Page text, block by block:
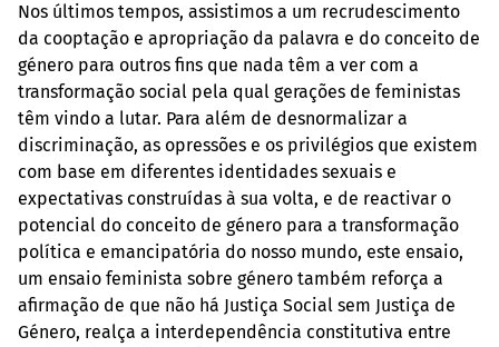
Nos últimos tempos, assistimos a um recrudescimento
da cooptação e apropriação da palavra e do conceito de
género para outros fins que nada têm a ver com a
transformação social pela qual gerações de feministas
têm vindo a lutar. Para além de desnormalizar a
discriminação, as opressões e os privilégios que existem
com base em diferentes identidades sexuais e
expectativas construídas à sua volta, e de reactivar o
potencial do conceito de género para a transformação
política e emancipatória do nosso mundo, este ensaio,
um ensaio feminista sobre género também reforça a
afirmação de que não há Justiça Social sem Justiça de
Género, realça a interdependência constitutiva entre